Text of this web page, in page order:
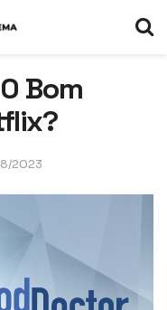
Bom
2023